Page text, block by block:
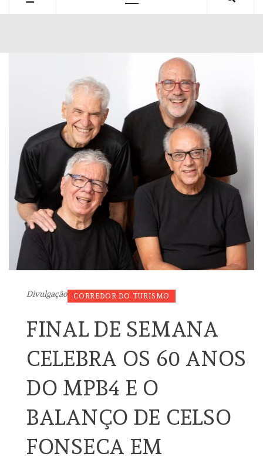
Divulgação CORREDOR DO TURISMO
FINAL DE SEMANA
CELEBRA OS 60 ANOS
DO MPB4 E O
BALANÇO DE CELSO
FONSECA EM